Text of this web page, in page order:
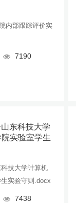
内部跟踪评价实
7190
东科技大学
实验室学生
技大学计算机
实验守则.docx
7438